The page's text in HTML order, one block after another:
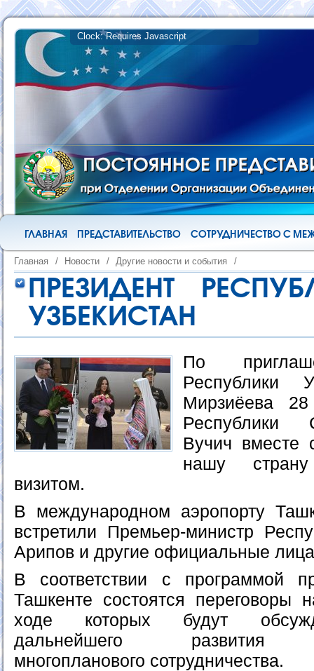
ГЛАВНАЯ ПРЕДСТАВИТЕЛЬСТВО СОТРУДНИЧЕСТВО С
Главная / Новости / Другие новости и события /
ПРЕЗИДЕНТ
УЗБЕКИСТАН
По
Республики
Мирзиёева
Республики
Вучич вместе
нашу
визитом.
В международном аэропорту
встретили Премьер-министр
Арипов и другие официальные
В соответствии с программой
Ташкенте состоятся
ходе которых будут
дальнейшего развития
многопланового сотрудничества.